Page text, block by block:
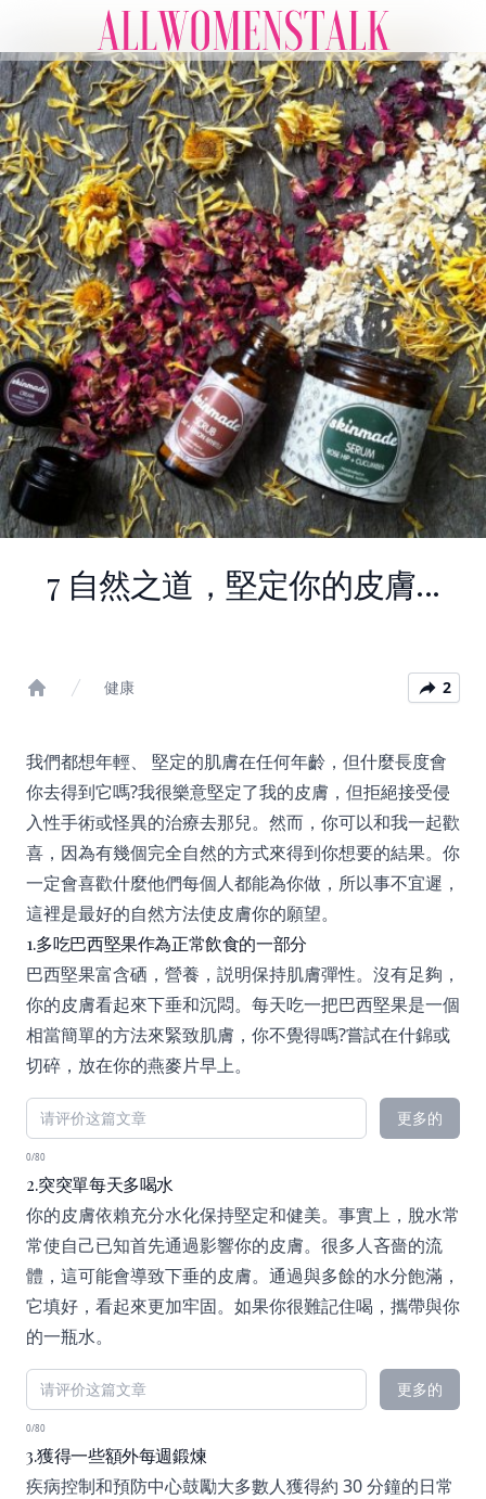
7 自然之道，堅定你的皮膚...
健康 2
我們都想年輕、 堅定的肌膚在任何年齡，但什麼長度會
你去得到它嗎?我很樂意堅定了我的皮膚，但拒絕接受侵
入性手術或怪異的治療去那兒。然而，你可以和我一起歡
喜，因為有幾個完全自然的方式來得到你想要的結果。你
一定會喜歡什麼他們每個人都能為你做，所以事不宜遲，
這裡是最好的自然方法使皮膚你的願望。
1.多吃巴西堅果作為正常飲食的一部分
巴西堅果富含硒，營養，説明保持肌膚彈性。沒有足夠，
你的皮膚看起來下垂和沉悶。每天吃一把巴西堅果是一個
相當簡單的方法來緊致肌膚，你不覺得嗎?嘗試在什錦或
切碎，放在你的燕麥片早上。
更多的
0/80
2.突突單每天多喝水
你的皮膚依賴充分水化保持堅定和健美。事實上，脫水常
常使自己已知首先通過影響你的皮膚。很多人吝嗇的流
體，這可能會導致下垂的皮膚。通過與多餘的水分飽滿，
它填好，看起來更加牢固。如果你很難記住喝，攜帶與你
的一瓶水。
更多的
0/80
3.獲得一些額外每週鍛煉
疾病控制和預防中心鼓勵大多數人獲得約 30 分鐘的日常